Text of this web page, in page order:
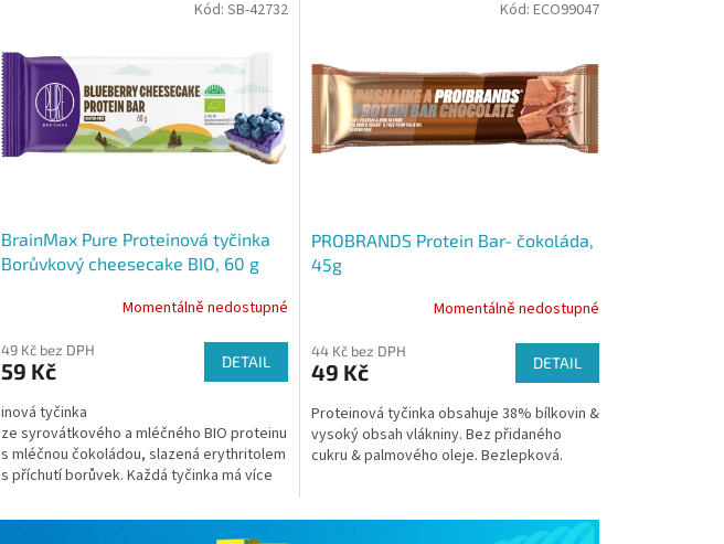
BrainMax Pure Proteinová tyčinka
Borůvkový cheesecake BIO, 60 g
Momentálně nedostupné
49 Kč bez DPH
59 Kč DETAIL
inová tyčinka
ze syrovátkového a mléčného BIO proteinu
s mléčnou čokoládou, slazená erythritolem
s příchutí borůvek. Každá tyčinka má více
Kód: SB-42732
PROBRANDS Protein Bar- čokoláda,
45g
Momentálně nedostupné
44 Kč bez DPH
49 Kč DETAIL
Proteinová tyčinka obsahuje 38% bílkovin &
vysoký obsah vlákniny. Bez přidaného
cukru & palmového oleje. Bezlepková.
Kód: ECO99047